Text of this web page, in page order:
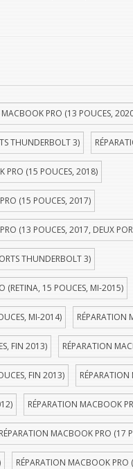
PRO (13 POUCES,
THUNDERBOLT 3)
PRO (15 POUCES, 2018)
(15 POUCES, 2017)
(13 POUCES, 2017, DEUX
THUNDERBOLT 3)
(RETINA, 15 POUCES, MI-2015)
MI-2014) RÉPARATION
FIN 2013) RÉPARATION
FIN 2013)
RÉPARATION MACBOOK
MACBOOK PRO (17
RÉPARATION MACBOOK PRO